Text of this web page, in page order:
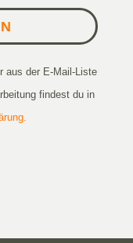
aus der E-Mail-Liste
findest du in